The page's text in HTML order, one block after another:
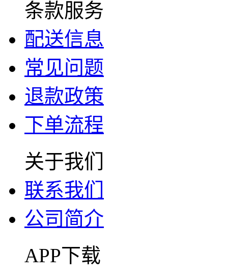
条款服务
配送信息
常见问题
退款政策
下单流程
关于我们
联系我们
公司简介
APP下载